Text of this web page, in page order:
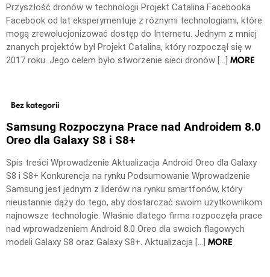
Przyszłość dronów w technologii Projekt Catalina Facebooka
Facebook od lat eksperymentuje z różnymi technologiami, które
mogą zrewolucjonizować dostęp do Internetu. Jednym z mniej
znanych projektów był Projekt Catalina, który rozpoczął się w
2017 roku. Jego celem było stworzenie sieci dronów […] MORE
Bez kategorii
Samsung Rozpoczyna Prace nad Androidem 8.0
Oreo dla Galaxy S8 i S8+
Spis treści Wprowadzenie Aktualizacja Android Oreo dla Galaxy
S8 i S8+ Konkurencja na rynku Podsumowanie Wprowadzenie
Samsung jest jednym z liderów na rynku smartfonów, który
nieustannie dąży do tego, aby dostarczać swoim użytkownikom
najnowsze technologie. Właśnie dlatego firma rozpoczęła prace
nad wprowadzeniem Android 8.0 Oreo dla swoich flagowych
modeli Galaxy S8 oraz Galaxy S8+. Aktualizacja […] MORE